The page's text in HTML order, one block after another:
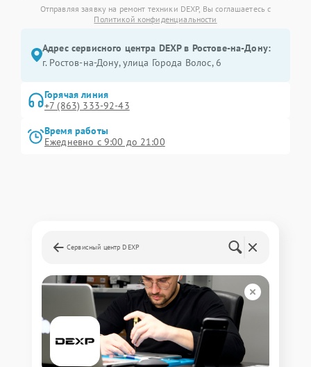
Отправляя заявку на ремонт техники DEXP, Вы соглашаетесь с
Политикой конфиденциальности
Адрес сервисного центра DEXP в Ростове-на-Дону:
г. Ростов-на-Дону, улица Города Волос, 6
Горячая линия
+7 (863) 333-92-43
Время работы
Ежедневно с 9:00 до 21:00
Сервисный центр DEXP